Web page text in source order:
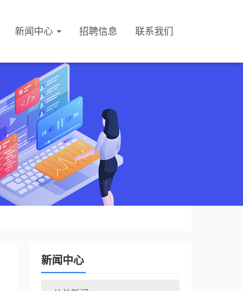
新闻中心 招聘信息 联系我们
新闻中心